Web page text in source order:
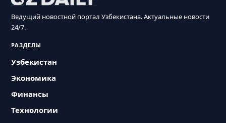
Ведущий новостной портал Узбекистана. Актуальные новости
24/7.
РАЗДЕЛЫ
Узбекистан
Экономика
Финансы
Технологии